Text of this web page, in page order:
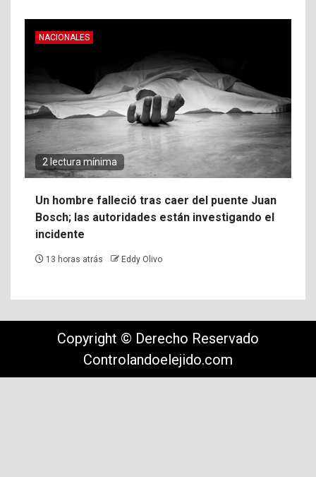
NACIONALES
2 lectura mínima
Un hombre falleció tras caer del puente Juan
Bosch; las autoridades están investigando el
incidente
13 horas atrás Eddy Olivo
Copyright © Derecho Reservado
Controlandoelejido.com